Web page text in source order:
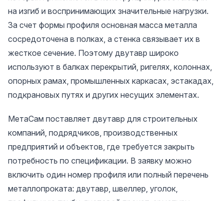
на изгиб и воспринимающих значительные нагрузки.
За счет формы профиля основная масса металла
сосредоточена в полках, а стенка связывает их в
жесткое сечение. Поэтому двутавр широко
используют в балках перекрытий, ригелях, колоннах,
опорных рамах, промышленных каркасах, эстакадах,
подкрановых путях и других несущих элементах.
МетаСам поставляет двутавр для строительных
компаний, подрядчиков, производственных
предприятий и объектов, где требуется закрыть
потребность по спецификации. В заявку можно
включить один номер профиля или полный перечень
металлопроката: двутавр, швеллер, уголок,